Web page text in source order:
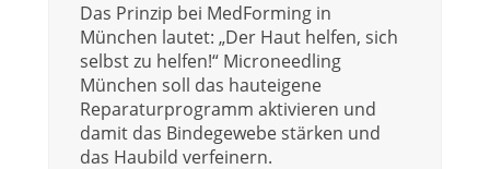
Das Prinzip bei MedForming in
München lautet: „Der Haut helfen, sich
selbst zu helfen!“ Microneedling
München soll das hauteigene
Reparaturprogramm aktivieren und
damit das Bindegewebe stärken und
das Haubild verfeinern.